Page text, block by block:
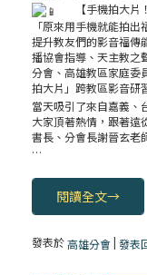
【手機拍大
「原來用手機就能拍
提升教友們的影音福傳
播協會指導、天主教之
分會、高雄教區家庭委
拍大片」跨教區影音研
當天吸引了來自嘉義、
大家頂著熱情，跟著遠
書長、分會長謝晉玄老
…
閱讀全文→
發表於高雄分會|發表